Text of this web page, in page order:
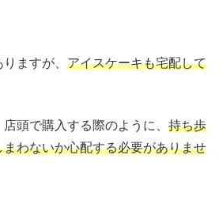
ますが、 アイスケーキも宅配して
頭で購入する際のように、 持ち歩
わないか心配する必要がありませ